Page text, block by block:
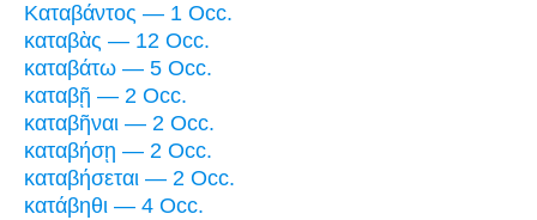
Καταβάντος — 1 Occ.
καταβὰς — 12 Occ.
καταβάτω — 5 Occ.
καταβῇ — 2 Occ.
καταβῆναι — 2 Occ.
καταβήσῃ — 2 Occ.
καταβήσεται — 2 Occ.
κατάβηθι — 4 Occ.